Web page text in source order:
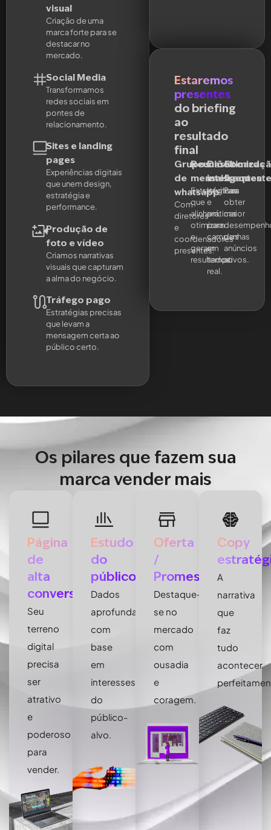
visual
Criação de uma
marca forte para se
destacar no
mercado.
Social Media
Transformamos
redes sociais em
pontes de
relacionamento.
Sites e landing
pages
Experiências digitais
que unem design,
estratégia e
performance.
Produção de
foto e vídeo
Criamos narrativas
visuais que capturam
a alma do negócio.
Tráfego pago
Estratégias precisas
que levam a
mensagem certa ao
público certo.
Estaremos
presentes
do briefing
ao
resultado
final
Grupos
de
whatsapp
Com
diretores
e
coordenadores
presentes.
Reuniões
mensais
Estratégicas
que
alinham,
otimizam
e
geram
resultados.
Dashboards
inteligentes
Intuitivas
e
práticas
para
campanhas
em
tempo
real.
frequente
Para
obter
maior
dos
anúncios
ativos.
Os pilares que fazem sua
marca vender mais
Página
de
alta
conversão
Seu
terreno
digital
precisa
ser
atrativo
e
poderoso
para
vender.
Estudo
do
público
Dados
aprofundados
com
base
em
interesses
do
público-
alvo.
Oferta
/
Promessa
Destaque-
se no
mercado
com
ousadia
e
coragem.
Copy
A
narrativa
que
faz
tudo
acontecer